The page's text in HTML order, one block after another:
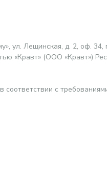
ул. Лещинская, д. 2, оф. 34,
«Кравт» (ООО «Кравт»)
соответствии с